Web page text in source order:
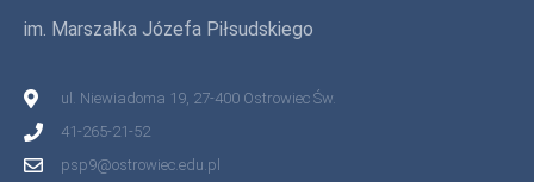
im. Marszałka Józefa Piłsudskiego
ul. Niewiadoma 19, 27-400 Ostrowiec Św.
41-265-21-52
psp9@ostrowiec.edu.pl